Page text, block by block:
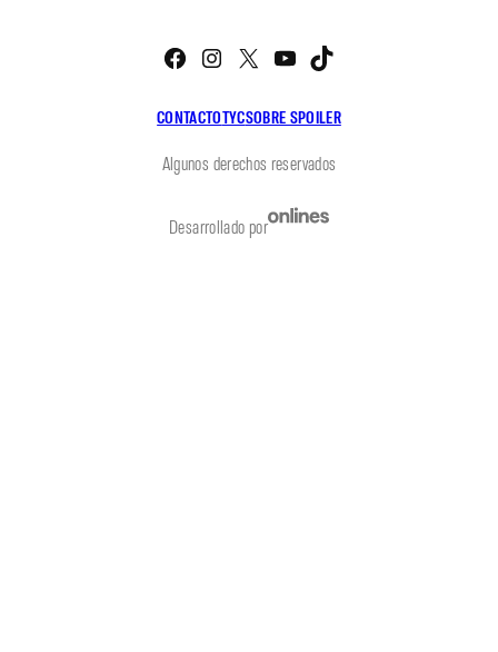
CONTACTOTYCSOBRE SPOILER
Facebook
Instagram
X YouTube
Algunos derechos reservados
Desarrollado por